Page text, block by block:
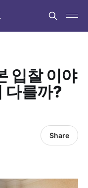
입찰 이야
다를까?
Share